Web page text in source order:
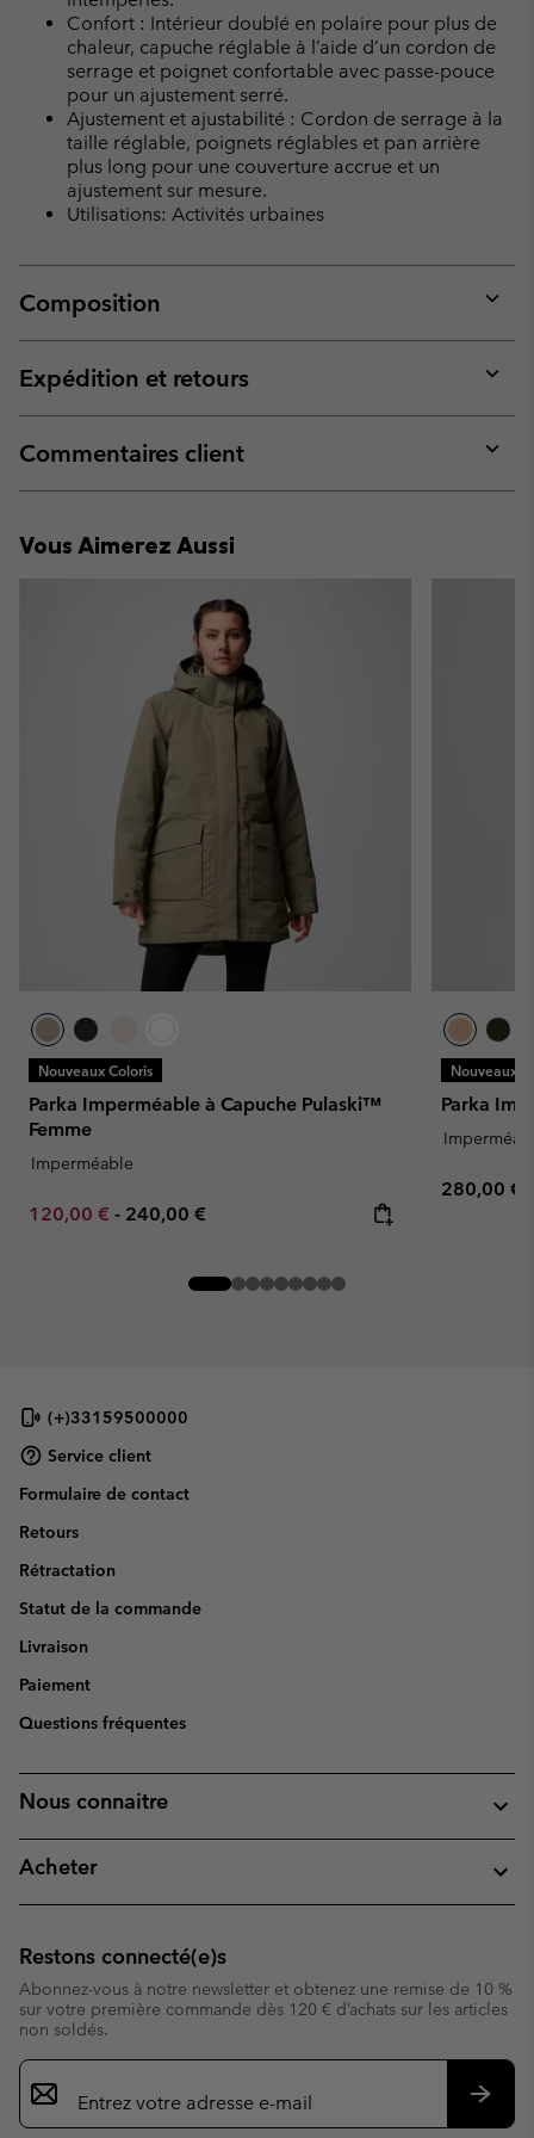
Confort : Intérieur doublé en polaire pour plus de
chaleur, capuche réglable à l’aide d’un cordon de
serrage et poignet confortable avec passe-pouce
pour un ajustement serré.
Ajustement et ajustabilité : Cordon de serrage à la
taille réglable, poignets réglables et pan arrière
plus long pour une couverture accrue et un
ajustement sur mesure.
Utilisations: Activités urbaines
Composition
or
Expédition et retours
or
Commentaires client
or
Vous Aimerez Aussi
Nouveaux Coloris
Parka Imperméable à Capuche Pulaski™
Femme
Imperméable
Minimum sale price:
120,00 € - Maximum price:
240,00 €
Nouveaux
Parka
Regular
280,00 €
(+)33159500000
Service client
Formulaire de contact
Retours
Rétractation
Statut de la commande
Livraison
Paiement
Questions fréquentes
Nous connaitre
Acheter
Restons connecté(e)s
Abonnez-vous à notre newsletter et obtenez une remise de 10 %
sur votre première commande dès 120 € d’achats sur les articles
non soldés.
Inscription
par
e-